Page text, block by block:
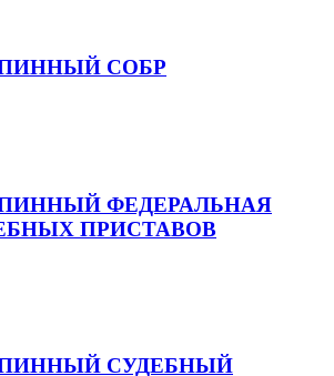
СОБР
ФЕДЕРАЛЬНАЯ
ПРИСТАВОВ
СУДЕБНЫЙ